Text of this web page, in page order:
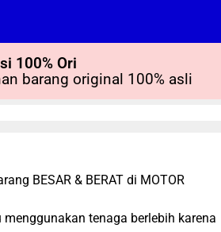
100% Ori
barang original 100% asli
BESAR & BERAT di MOTOR
menggunakan tenaga berlebih karena